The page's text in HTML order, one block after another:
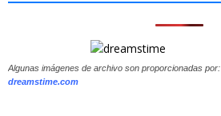
Algunas imágenes de archivo son proporcionadas por:
dreamstime.com